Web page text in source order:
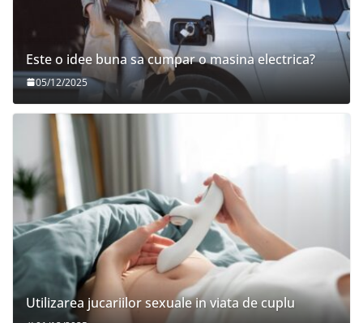
Este o idee buna sa cumpar o masina electrica?
05/12/2025
Utilizarea jucariilor sexuale in viata de cuplu